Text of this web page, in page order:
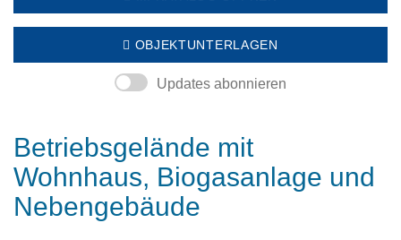
OBJEKTUNTERLAGEN
Updates abonnieren
Betriebsgelände mit
Wohnhaus, Biogasanlage und
Nebengebäude